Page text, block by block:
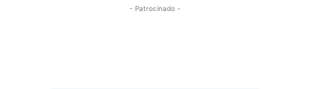
- Patrocinado -